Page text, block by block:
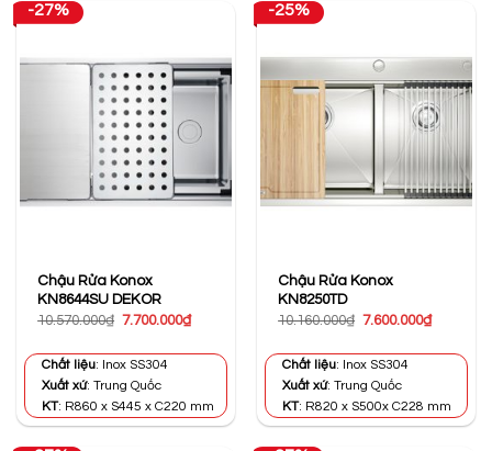
-27%
Chậu Rửa Konox
KN8644SU DEKOR
10.570.000₫ Giá
10.570.000₫.
7.700.000₫Giá
Chất liệu: Inox SS304
Xuất xứ: Trung Quốc
KT: R860 x S445 x C220 mm
-25%
Chậu Rửa Konox
KN8250TD
10.160.000₫ Giá
10.160.000₫.
7.600.000₫Giá
Chất liệu: Inox SS304
Xuất xứ: Trung Quốc
KT: R820 x S500x C228 mm